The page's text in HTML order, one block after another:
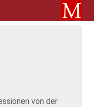
von der